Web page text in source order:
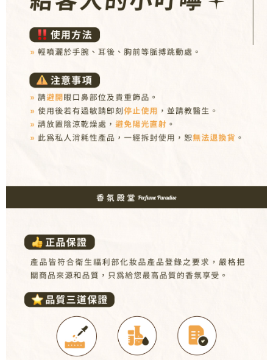
ATM／網路銀行／等多元方式進行付款，方視為交易完成。
購買商品的店家。未經商家同意取消之訂單仍視為有效，需透過AFTEE先享
後付繳納相關費用。
※ 交易是否成功請以「AFTEE先享後付 」之結帳頁面顯示為準，若有關於
客戶支援中心」https://netprotections.freshdesk.com/support/home
【注意事項】
１．透過由恩沛科技股份有限公司提供之「AFTEE先享後付」服務完成之交
易，需依本服務之必要範圍內提供個人資料，並將交易相關給付款項請求債
權轉讓予恩沛科技股份有限公司。
２．關於個人資料處理事宜，請瀏覽以下網址：
４．使用「AFTEE先享後付」時，將依據個別帳號之用戶狀況，依本公司即
時審查核予不同之上限額度；若仍有額度不足之情形，本公司將視審查結果
恩沛科技股份有限公司將有權停止該用戶之使用額度並採取法律行動。
7-11取貨付款
每筆NT$80，滿NT$1,000(含以上)免運費
付款後7-11取貨
新瑞宅配
每筆NT$90，滿NT$1,000(含以上)免運費